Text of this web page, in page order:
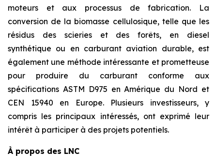
moteurs et aux processus de fabrication. La
conversion de la biomasse cellulosique, telle que les
résidus des scieries et des forêts, en diesel
synthétique ou en carburant aviation durable, est
également une méthode intéressante et prometteuse
pour produire du carburant conforme aux
spécifications ASTM D975 en Amérique du Nord et
CEN 15940 en Europe. Plusieurs investisseurs, y
compris les principaux intéressés, ont exprimé leur
intérêt à participer à des projets potentiels.
À propos des LNC